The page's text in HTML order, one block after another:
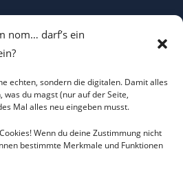
nom… darf’s ein
echten, sondern die digitalen. Damit alles
du magst (nur auf der Seite,
Mal alles neu eingeben musst.
Wenn du deine Zustimmung nicht
bestimmte Merkmale und Funktionen
T-Shirt - Sorgt bei Klima-
für Schnappatmung
Je Suis Marine – Trucker Cap